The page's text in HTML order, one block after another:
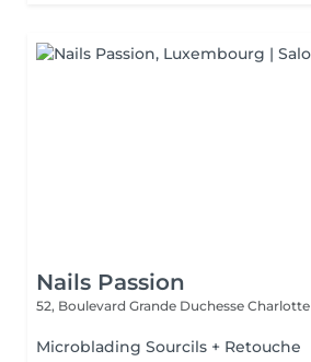
Nails Passion
52, Boulevard Grande Duchesse Charlotte
Microblading Sourcils + Retouche